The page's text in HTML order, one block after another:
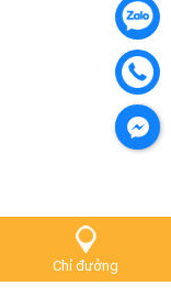
Chỉ đưởng